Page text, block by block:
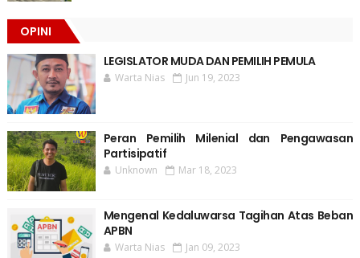
OPINI
LEGISLATOR MUDA DAN PEMILIH PEMULA
Warta Nias Jun 19, 2023
Peran Pemilih Milenial dan Pengawasan
Partisipatif
Unknown Mar 18, 2023
Mengenal Kedaluwarsa Tagihan Atas Beban
APBN
Warta Nias Jan 09, 2023